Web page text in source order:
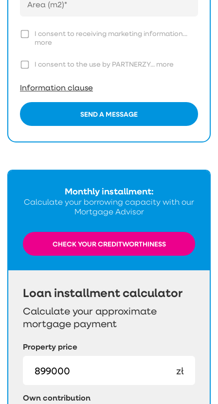
I consent to receiving marketing information...
more
I consent to the use by PARTNERZY... more
Information clause
SEND A MESSAGE
Loan installment calculator
Calculate your approximate
mortgage payment
Property price
zł
Own contribution
Monthly installment:
Calculate your borrowing capacity with our
Mortgage Advisor
CHECK YOUR CREDITWORTHINESS